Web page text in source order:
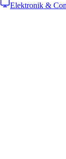
Elektronik &